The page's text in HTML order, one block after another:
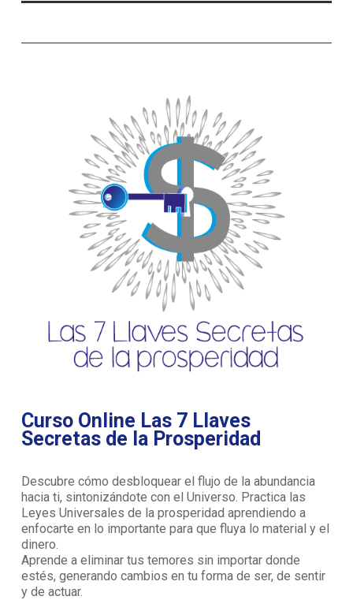
Curso Online Las 7 Llaves
Secretas de la Prosperidad
Descubre cómo desbloquear el flujo de la abundancia
hacia ti, sintonizándote con el Universo. Practica las
Leyes Universales de la prosperidad aprendiendo a
enfocarte en lo importante para que fluya lo material y el
dinero.
Aprende a eliminar tus temores sin importar donde
estés, generando cambios en tu forma de ser, de sentir
y de actuar.